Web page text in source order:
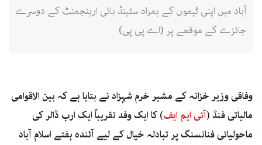
آباد میں اپنی ٹیموں کے ہمراہ سٹینڈ بائی ارینجمنٹ کے دوسرے
جائزے کے موقعے پر (اے پی پی)
وفاقی وزیر خزانہ کے مشیر خرم شہزاد نے بتایا ہے کہ بین الاقوامی
مالیاتی فنڈ (آئی ایم ایف) کا ایک وفد تقریباً ایک ارب ڈالر کی
ماحولیاتی فنانسنگ پر تبادلہ خیال کے لیے آئندہ ہفتے اسلام آباد